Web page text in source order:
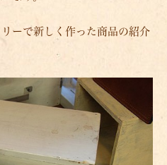
ーで新しく作った商品の紹介